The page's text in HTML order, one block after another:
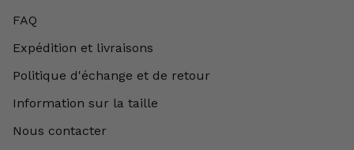
FAQ
Expédition et livraisons
Politique d'échange et de retour
Information sur la taille
Nous contacter